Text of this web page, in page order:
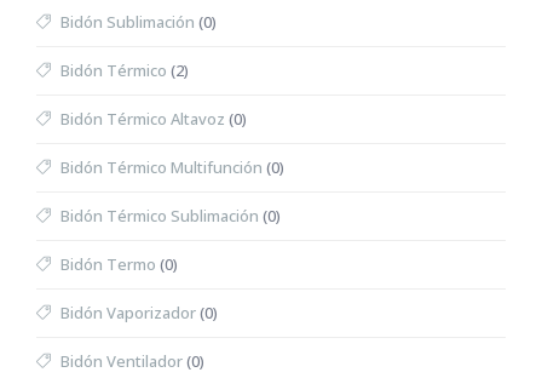
Bidón Sublimación (0)
Bidón Térmico (2)
Bidón Térmico Altavoz (0)
Bidón Térmico Multifunción (0)
Bidón Térmico Sublimación (0)
Bidón Termo (0)
Bidón Vaporizador(0)
Bidón Ventilador(0)